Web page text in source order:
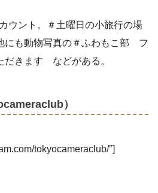
ウント。＃土曜日の小旅行の場
にも動物写真の＃ふわもこ部 フ
だきます などがある。
）
tokyocameraclub/″]